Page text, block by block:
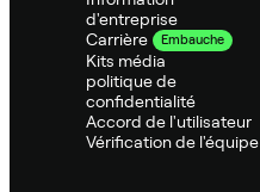
d'entreprise
Carrière
Embauche
Kits média
politique de
confidentialité
Accord de l'utilisateur
Vérification de l'équipe